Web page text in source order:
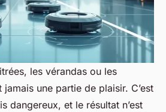
les vérandas ou les
jamais une partie de plaisir. C’est
dangereux, et le résultat n’est